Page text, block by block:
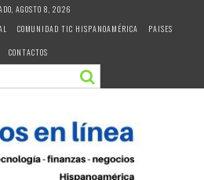
AGOSTO 8, 2026
COMUNIDAD TIC HISPANOAMÉRICA
PAISES
CONTACTOS